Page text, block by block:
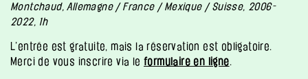
Montchaud, Allemagne / France / Mexique / Suisse, 2006-
2022, 1h
L’entrée est gratuite, mais la réservation est obligatoire.
Merci de vous inscrire via le formulaire en ligne.